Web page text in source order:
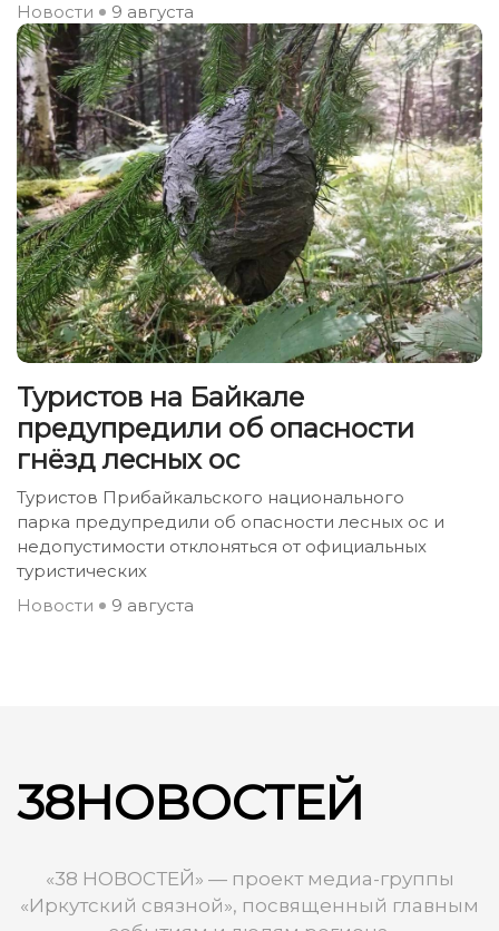
Новости
9 августа
Туристов на Байкале
предупредили об опасности
гнёзд лесных ос
Туристов Прибайкальского национального
парка предупредили об опасности лесных ос и
недопустимости отклоняться от официальных
туристических
Новости
9 августа
38НОВОСТЕЙ
«38 НОВОСТЕЙ» — проект медиа-группы
«Иркутский связной», посвященный главным